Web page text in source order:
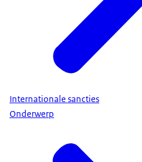
Internationale sancties
Onderwerp